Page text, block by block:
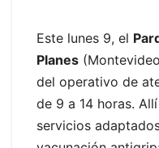
Este lunes 9, el
Planes
del operativo de
de 9 a 14 horas.
servicios